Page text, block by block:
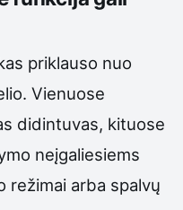
priklauso nuo
Vienuose
didintuvas, kituose
neįgaliesiems
režimai arba spalvų